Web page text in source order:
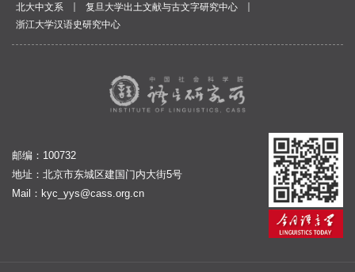
北大中文系
复旦大学出土文献与古文字研究中心
浙江大学汉语史研究中心
邮编：100732
地址：北京市东城区建国门内大街5号
Mail： kyc_yys@cass.org.cn